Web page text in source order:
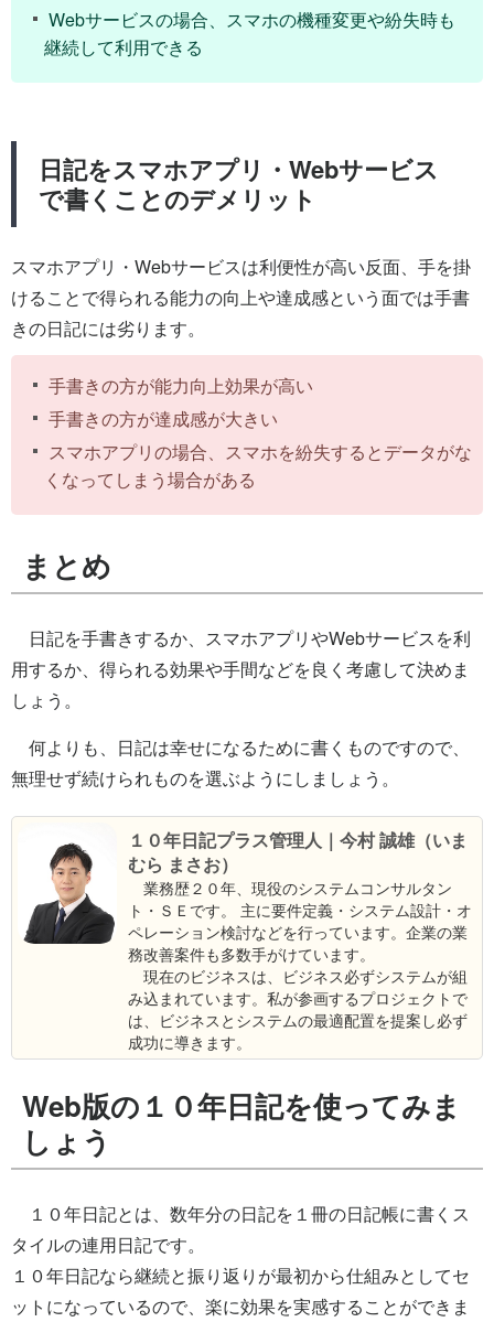
Webサービスの場合、スマホの機種変更や紛失時も
継続して利用できる
日記をスマホアプリ・Webサービス
で書くことのデメリット
スマホアプリ・Webサービスは利便性が高い反面、手を掛
けることで得られる能力の向上や達成感という面では手書
きの日記には劣ります。
手書きの方が能力向上効果が高い
手書きの方が達成感が大きい
スマホアプリの場合、スマホを紛失するとデータがな
くなってしまう場合がある
まとめ
日記を手書きするか、スマホアプリやWebサービスを利
用するか、得られる効果や手間などを良く考慮して決めま
しょう。
何よりも、日記は幸せになるために書くものですので、
無理せず続けられものを選ぶようにしましょう。
１０年日記プラス管理人｜今村 誠雄（いま
むら まさお）
業務歴２０年、現役のシステムコンサルタン
ト・ＳＥです。 主に要件定義・システム設計・オ
ペレーション検討などを行っています。企業の業
務改善案件も多数手がけています。
現在のビジネスは、ビジネス必ずシステムが組
み込まれています。私が参画するプロジェクトで
は、ビジネスとシステムの最適配置を提案し必ず
成功に導きます。
Web版の１０年日記を使ってみま
しょう
１０年日記とは、数年分の日記を１冊の日記帳に書くス
タイルの連用日記です。
１０年日記なら継続と振り返りが最初から仕組みとしてセ
ットになっているので、楽に効果を実感することができま